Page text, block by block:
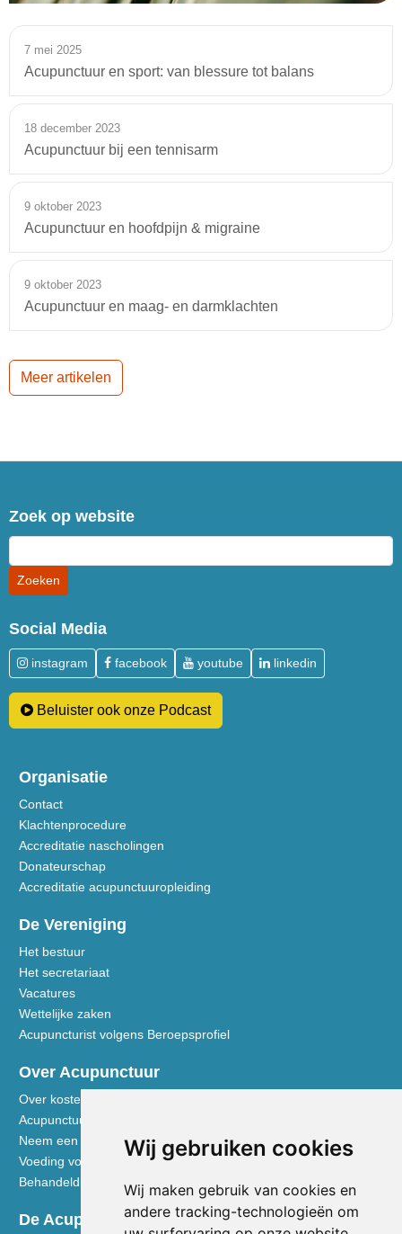
Wij gebruiken cookies
Wij maken gebruik van cookies en
andere tracking-technologieën om
7 mei 2025
Acupunctuur en sport: van blessure tot balans
18 december 2023
Acupunctuur bij een tennisarm
9 oktober 2023
Acupunctuur en hoofdpijn & migraine
9 oktober 2023
Acupunctuur en maag- en darmklachten
Meer artikelen
Zoek op website
Social Media
instagram facebook youtube linkedin
Beluister ook onze Podcast
Organisatie
Contact
Klachtenprocedure
Accreditatie nascholingen
Donateurschap
Accreditatie acupunctuuropleiding
De Vereniging
Het bestuur
Het secretariaat
Vacatures
Wettelijke zaken
Acupuncturist volgens Beroepsprofiel
Over Acupunctuur
Over kosten en vergoedingen
Acupunctuur toegelicht
Neem een kijkje in de praktijk
Voeding volgens de Vijf Elementen
Behandeldisciplines - TCG
De Acupuncturist